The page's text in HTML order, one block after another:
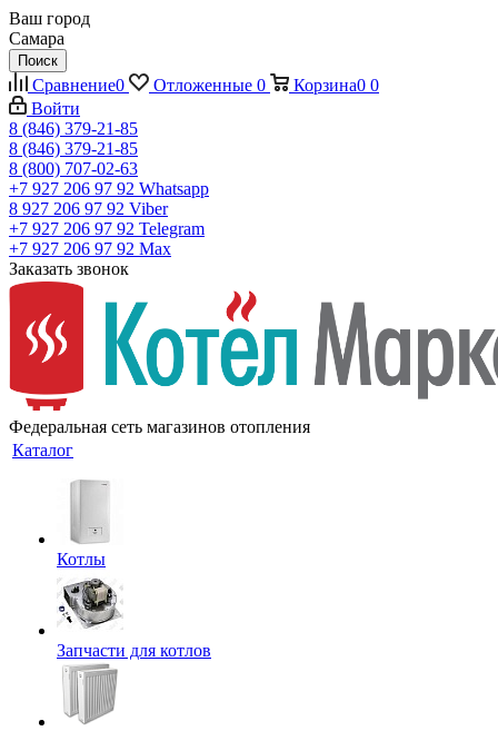
Ваш город
Самара
Поиск
Сравнение0 Отложенные 0 Корзина0 0
Войти
8 (846) 379-21-85
8 (846) 379-21-85
8 (800) 707-02-63
+7 927 206 97 92 Whatsapp
8 927 206 97 92 Viber
+7 927 206 97 92 Telegram
+7 927 206 97 92 Max
Заказать звонок
Федеральная сеть магазинов отопления
Каталог
Котлы
Запчасти для котлов